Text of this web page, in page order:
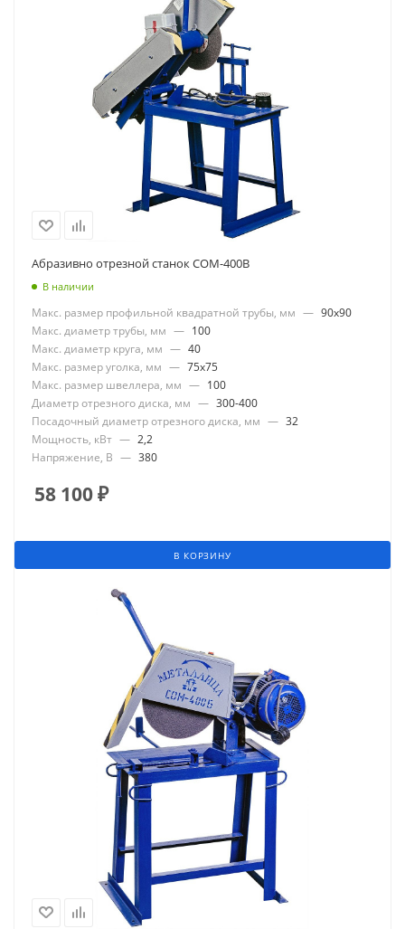
Абразивно отрезной станок СОМ-400В
В наличии
Макс. размер профильной квадратной трубы, мм — 90x90
Макс. диаметр трубы, мм — 100
Макс. диаметр круга, мм — 40
Макс. размер уголка, мм — 75x75
Макс. размер швеллера, мм — 100
Диаметр отрезного диска, мм — 300-400
Посадочный диаметр отрезного диска, мм — 32
Мощность, кВт — 2,2
Напряжение, В — 380
58 100₽
В КОРЗИНУ